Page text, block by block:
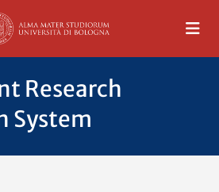
Research
System